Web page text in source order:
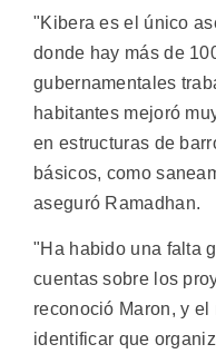
"Kibera es el único
donde hay más de
gubernamentales
habitantes mejoró
en estructuras de
básicos, como
aseguró Ramadhan.
"Ha habido una falta
cuentas sobre los
reconoció Maron, y
identificar que